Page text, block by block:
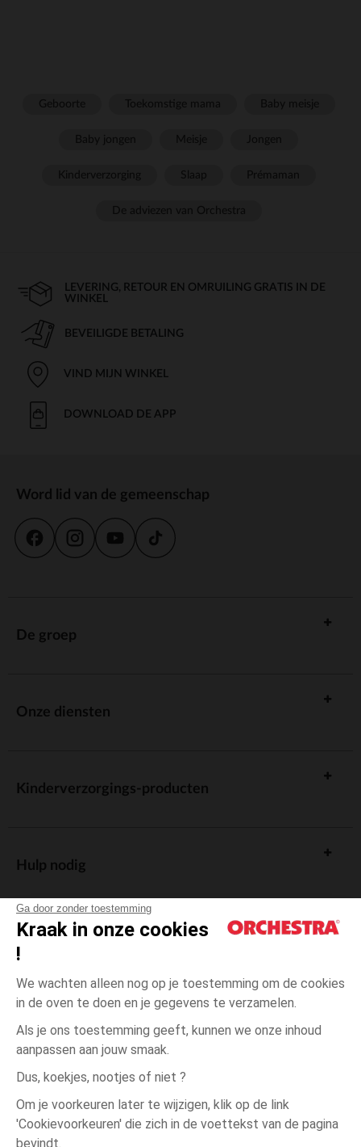
Ga door zonder toestemming
Kraak in onze cookies
!
We wachten alleen nog op je toestemming om de cookies
in de oven te doen en je gegevens te verzamelen.
Als je ons toestemming geeft, kunnen we onze inhoud
aanpassen aan jouw smaak.
Dus, koekjes, nootjes of niet ?
Om je voorkeuren later te wijzigen, klik op de link
'Cookievoorkeuren' die zich in de voettekst van de pagina
bevindt.
Beige Beige
één
LEVERING, RETOUR EN OMRUILING GRATIS IN DE
WINKEL
BEVEILIGDE BETALING
VIND MIJN WINKEL
DOWNLOAD DE APP
Word lid van de gemeenschap
De groep
Onze diensten
Kinderverzorgings-producten
Hulp nodig
Algemene verkoopsvoorwaarden
Wettelijke bepalingen
Persoonsgegevens